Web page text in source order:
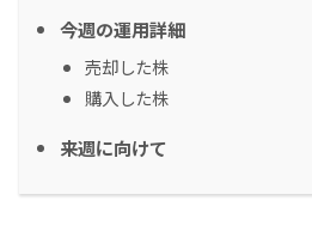
今週の運用詳細
売却した株
購入した株
来週に向けて